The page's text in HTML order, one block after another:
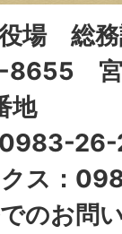
役場 総
宮
地
0983-
クス：
のお問